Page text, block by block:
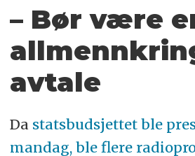
– Bør være
avtale
Da statsbudsjettet ble
mandag, ble flere